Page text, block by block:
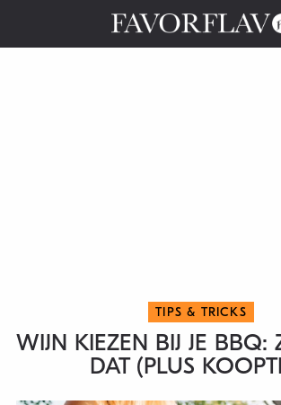
TIPS & TRICKS
WIJN KIEZEN BIJ JE BBQ:
DAT (PLUS